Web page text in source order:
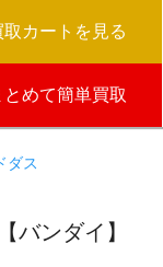
取カートを見る
とめて簡単買取
ダス
バンダイ】